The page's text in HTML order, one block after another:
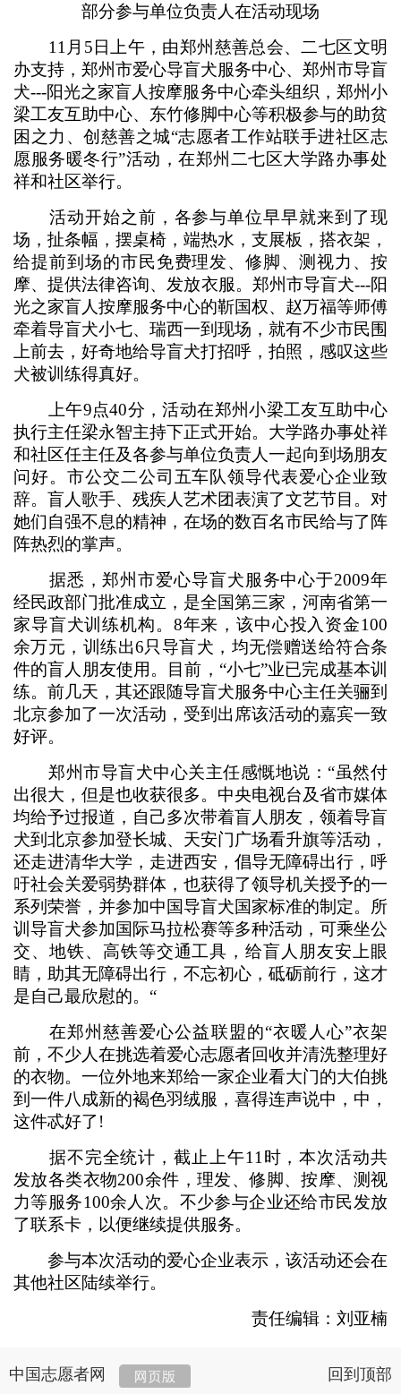
部分参与单位负责人在活动现场
11月5日上午，由郑州慈善总会、二七区文明
办支持，郑州市爱心导盲犬服务中心、郑州市导盲
犬---阳光之家盲人按摩服务中心牵头组织，郑州小
梁工友互助中心、东竹修脚中心等积极参与的助贫
困之力、创慈善之城“志愿者工作站联手进社区志
愿服务暖冬行”活动，在郑州二七区大学路办事处
祥和社区举行。
活动开始之前，各参与单位早早就来到了现
场，扯条幅，摆桌椅，端热水，支展板，搭衣架，
给提前到场的市民免费理发、修脚、测视力、按
摩、提供法律咨询、发放衣服。郑州市导盲犬---阳
光之家盲人按摩服务中心的靳国权、赵万福等师傅
牵着导盲犬小七、瑞西一到现场，就有不少市民围
上前去，好奇地给导盲犬打招呼，拍照，感叹这些
犬被训练得真好。
上午9点40分，活动在郑州小梁工友互助中心
执行主任梁永智主持下正式开始。大学路办事处祥
和社区任主任及各参与单位负责人一起向到场朋友
问好。市公交二公司五车队领导代表爱心企业致
辞。盲人歌手、残疾人艺术团表演了文艺节目。对
她们自强不息的精神，在场的数百名市民给与了阵
阵热烈的掌声。
据悉，郑州市爱心导盲犬服务中心于2009年
经民政部门批准成立，是全国第三家，河南省第一
家导盲犬训练机构。8年来，该中心投入资金100
余万元，训练出6只导盲犬，均无偿赠送给符合条
件的盲人朋友使用。目前，“小七”业已完成基本训
练。前几天，其还跟随导盲犬服务中心主任关骊到
北京参加了一次活动，受到出席该活动的嘉宾一致
好评。
郑州市导盲犬中心关主任感慨地说：“虽然付
出很大，但是也收获很多。中央电视台及省市媒体
均给予过报道，自己多次带着盲人朋友，领着导盲
犬到北京参加登长城、天安门广场看升旗等活动，
还走进清华大学，走进西安，倡导无障碍出行，呼
吁社会关爱弱势群体，也获得了领导机关授予的一
系列荣誉，并参加中国导盲犬国家标准的制定。所
训导盲犬参加国际马拉松赛等多种活动，可乘坐公
交、地铁、高铁等交通工具，给盲人朋友安上眼
睛，助其无障碍出行，不忘初心，砥砺前行，这才
是自己最欣慰的。“
在郑州慈善爱心公益联盟的“衣暖人心”衣架
前，不少人在挑选着爱心志愿者回收并清洗整理好
的衣物。一位外地来郑给一家企业看大门的大伯挑
到一件八成新的褐色羽绒服，喜得连声说中，中，
这件忒好了!
据不完全统计，截止上午11时，本次活动共
发放各类衣物200余件，理发、修脚、按摩、测视
力等服务100余人次。不少参与企业还给市民发放
了联系卡，以便继续提供服务。
参与本次活动的爱心企业表示，该活动还会在
其他社区陆续举行。
责任编辑：刘亚楠
中国志愿者网 回到顶部